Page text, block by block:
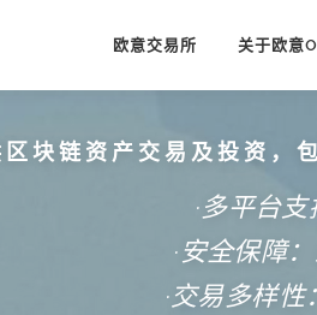
欧意交易所 关于欧意
块链资产交易及投资，
·多平台
·安全保障
·交易多样